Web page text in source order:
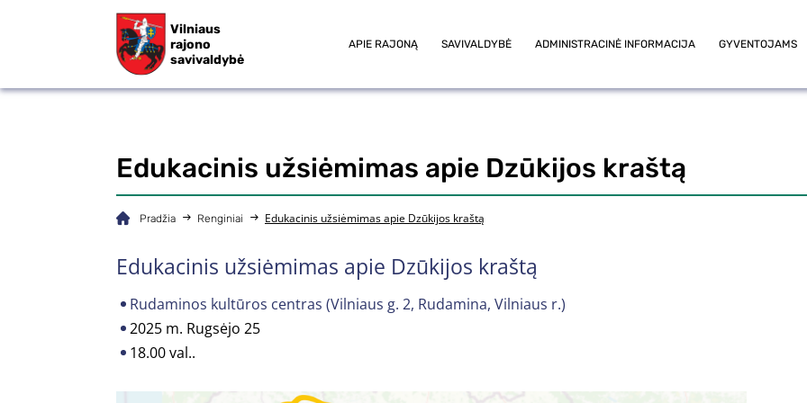
Vilniaus
rajono
savivaldybė
APIE RAJONĄ SAVIVALDYBĖ ADMINISTRACINĖ INFORMACIJA GYVENTOJAMS
Edukacinis užsiėmimas apie Dzūkijos kraštą
Pradžia Renginiai Edukacinis užsiėmimas apie Dzūkijos kraštą
Edukacinis užsiėmimas apie Dzūkijos kraštą
Rudaminos kultūros centras (Vilniaus g. 2, Rudamina, Vilniaus r.)
2025 m. Rugsėjo 25
18.00 val..